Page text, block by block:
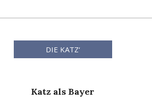
DIE KATZ‘
Katz als Bayer